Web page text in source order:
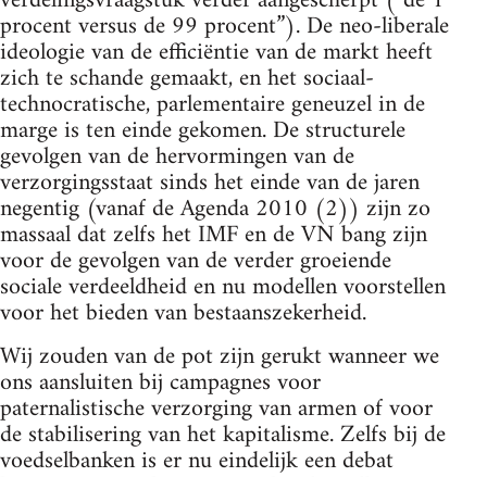
procent versus de 99 procent”). De neo-liberale
ideologie van de efficiëntie van de markt heeft
zich te schande gemaakt, en het sociaal-
technocratische, parlementaire geneuzel in de
marge is ten einde gekomen. De structurele
gevolgen van de hervormingen van de
verzorgingsstaat sinds het einde van de jaren
negentig (vanaf de Agenda 2010 (2)) zijn zo
massaal dat zelfs het IMF en de VN bang zijn
voor de gevolgen van de verder groeiende
sociale verdeeldheid en nu modellen voorstellen
voor het bieden van bestaanszekerheid.
Wij zouden van de pot zijn gerukt wanneer we
ons aansluiten bij campagnes voor
paternalistische verzorging van armen of voor
de stabilisering van het kapitalisme. Zelfs bij de
voedselbanken is er nu eindelijk een debat